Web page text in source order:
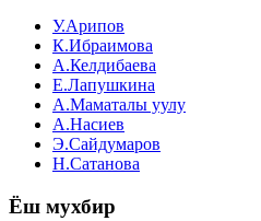
У.Арипов
К.Ибраимова
А.Келдибаева
Е.Лапушкина
А.Маматалы уулу
А.Насиев
Э.Сайдумаров
Н.Сатанова
Ёш мухбир